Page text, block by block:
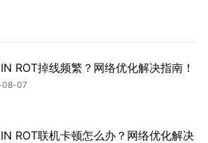
ROT掉线频繁？网络优化解决指南！
08-07
ROT联机卡顿怎么办？网络优化解决